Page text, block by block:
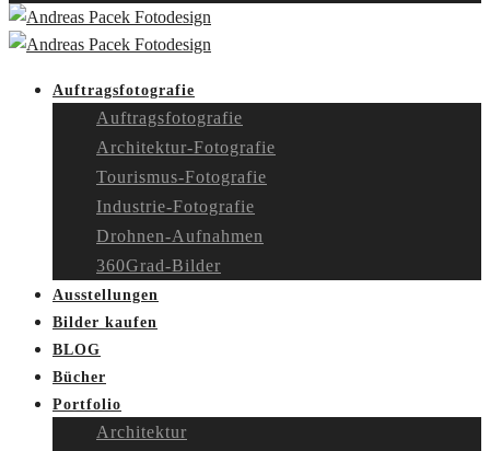
Auftragsfotografie
Auftragsfotografie
Architektur-Fotografie
Tourismus-Fotografie
Industrie-Fotografie
Drohnen-Aufnahmen
360Grad-Bilder
Ausstellungen
Bilder kaufen
BLOG
Bücher
Portfolio
Architektur